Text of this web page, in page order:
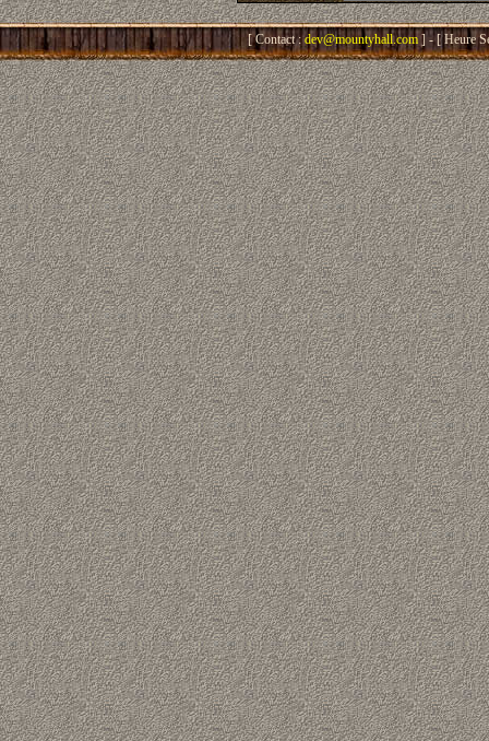
[ Contact : dev@mountyhall.com ] - [ Heure